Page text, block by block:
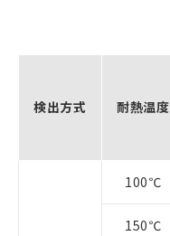
検出方式 耐熱温度
100℃
150℃